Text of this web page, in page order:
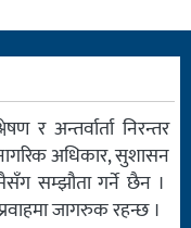
र अन्तर्वार्ता निरन्तर
नागरिक अधिकार, सुशासन
सम्झौता गर्ने छैन ।
जागरुक रहन्छ ।